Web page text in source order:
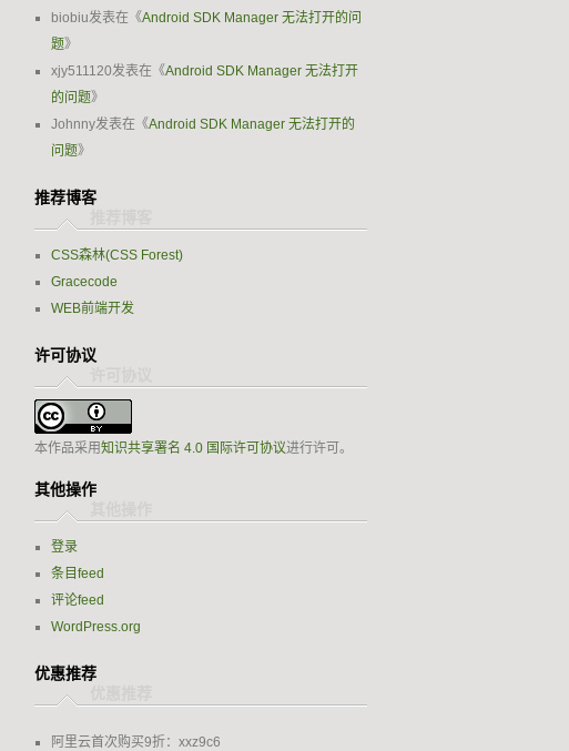
biobiu发表在《Android SDK Manager 无法打开的问
题》
xjy511120发表在《Android SDK Manager 无法打开
的问题》
Johnny发表在《Android SDK Manager 无法打开的
问题》
推荐博客
CSS森林(CSS Forest)
Gracecode
WEB前端开发
许可协议
本作品采用知识共享署名 4.0 国际许可协议进行许可。
其他操作
登录
条目feed
评论feed
WordPress.org
优惠推荐
阿里云首次购买9折：xxz9c6